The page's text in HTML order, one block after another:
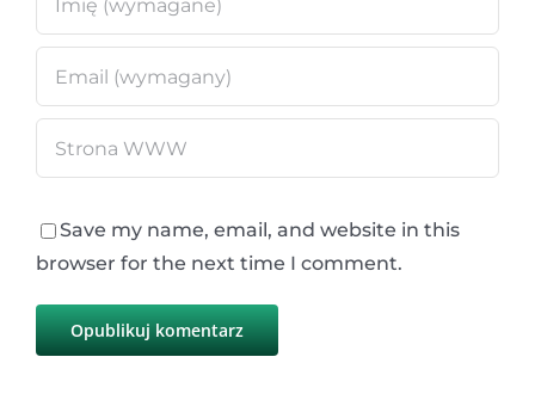
Save my name, email, and website in this
browser for the next time I comment.